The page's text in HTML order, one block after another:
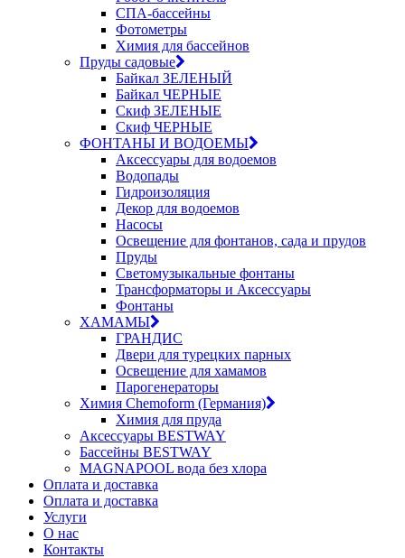
СПА-бассейны
Фотометры
Химия для бассейнов
Пруды садовые
Байкал ЗЕЛЕНЫЙ
Байкал ЧЕРНЫЕ
Скиф ЗЕЛЕНЫЕ
Скиф ЧЕРНЫЕ
ФОНТАНЫ И ВОДОЕМЫ
Аксессуары для водоемов
Водопады
Гидроизоляция
Декор для водоемов
Насосы
Освещение для фонтанов, сада и прудов
Пруды
Светомузыкальные фонтаны
Трансформаторы и Аксессуары
Фонтаны
ХАМАМЫ
ГРАНДИС
Двери для турецких парных
Освещение для хамамов
Парогенераторы
Химия Chemoform (Германия)
Химия для пруда
Аксессуары BESTWAY
Бассейны BESTWAY
MAGNAPOOL вода без хлора
Оплата и доставка
Оплата и доставка
Услуги
О нас
Контакты